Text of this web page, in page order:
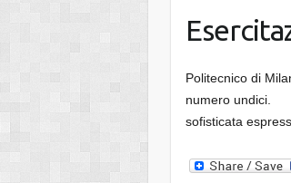
Politecnico di
numero undici.
sofisticata